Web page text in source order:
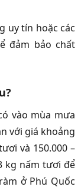
uy tín hoặc các
đảm bảo chất
vào mùa mưa
với giá khoảng
và 150.000 –
kg nấm tươi để
ở Phú Quốc